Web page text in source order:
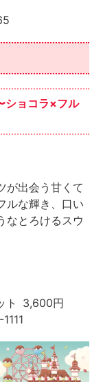
ショコラ×フル
が出会う甘くて
ルな輝き、口い
なとろけるスウ
ト 3,600円